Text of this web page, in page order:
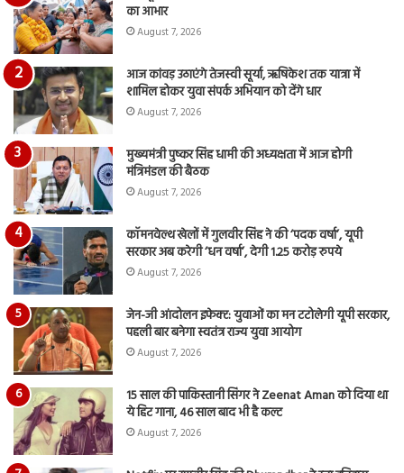
का आभार
August 7, 2026
आज कांवड़ उठाएंगे तेजस्वी सूर्या, ऋषिकेश तक यात्रा में
शामिल होकर युवा संपर्क अभियान को देंगे धार
August 7, 2026
मुख्यमंत्री पुष्कर सिंह धामी की अध्यक्षता में आज होगी
मंत्रिमंडल की बैठक
August 7, 2026
कॉमनवेल्थ खेलों में गुलवीर सिंह ने की ‘पदक वर्षा’, यूपी
सरकार अब करेगी ‘धन वर्षा’, देगी 1.25 करोड़ रुपये
August 7, 2026
जेन-जी आंदोलन इफेक्ट: युवाओं का मन टटोलेगी यूपी सरकार,
पहली बार बनेगा स्वतंत्र राज्य युवा आयोग
August 7, 2026
15 साल की पाकिस्तानी सिंगर ने Zeenat Aman को दिया था
ये हिट गाना, 46 साल बाद भी है कल्ट
August 7, 2026